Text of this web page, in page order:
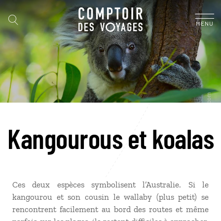
MENU
Kangourous et koalas
Ces deux espèces symbolisent l’Australie. Si le
kangourou et son cousin le wallaby (plus petit) se
rencontrent facilement au bord des routes et même